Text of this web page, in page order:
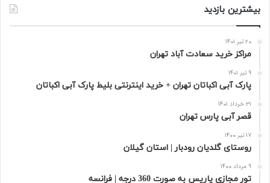
بیشترین بازدید
20 تیر 1401
مراکز خرید سعادت‌ آباد تهران
9 تیر 1401
پارک آبی اکباتان تهران + خرید اینترنتی بلیط پارک آبی اکباتان
31 خرداد 1401
قصر آبی پارس تهران
17 تیر 1400
روستای گلدیان رودبار | استان گیلان
9 مرداد 1400
تور مجازی پاریس به صورت 360 درجه | فرانسه